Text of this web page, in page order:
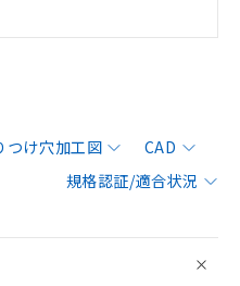
つけ穴加工図
CAD
規格認証/適合状況